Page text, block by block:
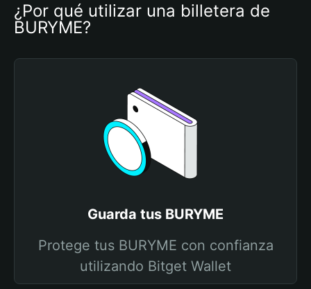
¿Por qué utilizar una billetera de
BURYME?
Guarda tus BURYME
Protege tus BURYME con confianza
utilizando Bitget Wallet